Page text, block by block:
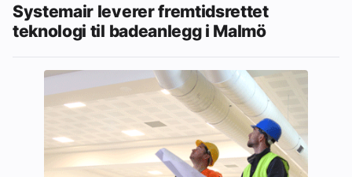
Systemair leverer fremtidsrettet
teknologi til badeanlegg i Malmö